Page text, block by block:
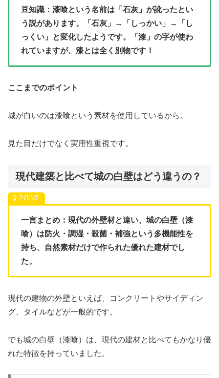
豆知識：漆喰という名前は「石灰」が訛ったとい
う説があります。「石灰」→「しっかい」→「し
っくい」と変化したようです。「漆」の字が使わ
れていますが、漆とは全く別物です！
ここまでのポイント
城が白いのは漆喰という素材を使用しているから。
見た目だけでなく実用性重視です。
現代建築と比べて城の白壁はどう違うの？
一言まとめ：現代の外壁材と違い、城の白壁（漆
喰）は防火・調湿・殺菌・補強という多機能性を
持ち、自然素材だけで作られた優れた建材でし
た。
現代の建物の外壁といえば、コンクリートやサイディン
グ、タイルなどが一般的です。
でも城の白壁（漆喰）は、現代の建材と比べてもかなり優
れた特徴を持っていました。